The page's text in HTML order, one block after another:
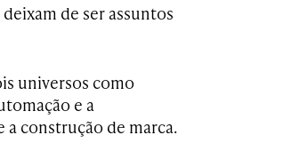
de ser assuntos
universos como
e a
construção de marca.